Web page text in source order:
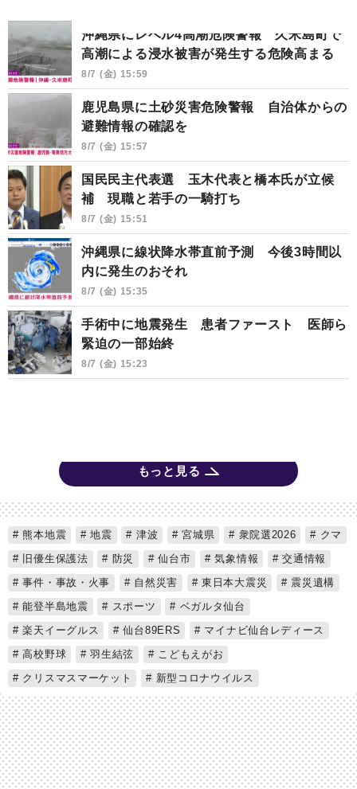
沖縄県にレベル4高潮危険警報 久米島町で
高潮による浸水被害が発生する危険高まる
8/7 (金) 15:59
鹿児島県に土砂災害危険警報 自治体からの
避難情報の確認を
8/7 (金) 15:57
国民民主代表選 玉木代表と橋本氏が立候
補 現職と若手の一騎打ち
8/7 (金) 15:51
沖縄県に線状降水帯直前予測 今後3時間以
内に発生のおそれ
8/7 (金) 15:35
手術中に地震発生 患者ファースト 医師ら
緊迫の一部始終
8/7 (金) 15:23
もっと見る
熊本地震 地震 津波 宮城県 衆院選2026
クマ
旧優生保護法
防災 仙台市 気象情報
交通情報
事件・事故・火事
自然災害 東日本大震災
震災遺構
能登半島地震
スポーツ
ベガルタ仙台
楽天イーグルス
仙台89ERS
マイナビ仙台レディース
高校野球
羽生結弦
こどもえがお
クリスマスマーケット
新型コロナウイルス